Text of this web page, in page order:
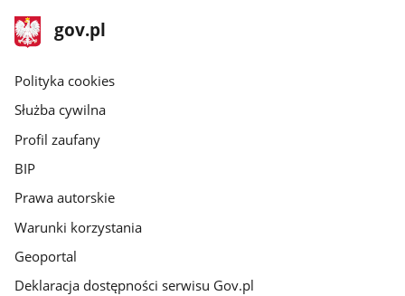
stopka
gov.pl
Strona
gov.pl
gov.pl
Polityka cookies
Służba cywilna
Profil zaufany
BIP
Prawa autorskie
Warunki korzystania
Geoportal
Deklaracja dostępności serwisu Gov.pl